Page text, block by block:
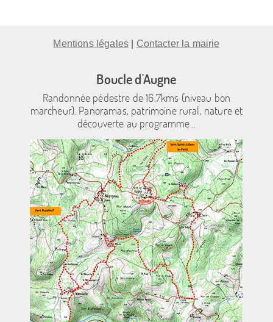
Mentions légales Contacter la mairie
Boucle d'Augne
Randonnée pédestre de 16,7kms (niveau bon
marcheur). Panoramas, patrimoine rural, nature et
découverte au programme...